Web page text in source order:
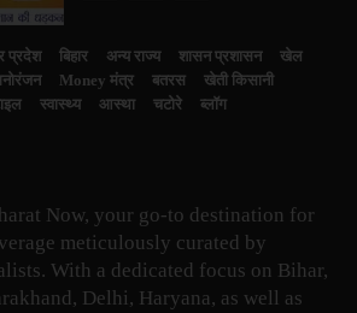
प्रदेश बिहार अन्य राज्य शासन प्रशासन
खेल
Money मंत्र बतरस
खेती किसानी
स्वास्थ्य आस्था चटोरे ब्लॉग
Now, your go-to destination for
meticulously curated by
With a dedicated focus on Bihar,
Delhi, Haryana, as well as